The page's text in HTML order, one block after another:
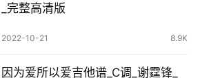
_完整高清版
2022-10-21 8.9K
因为爱所以爱吉他谱_C调_谢霆锋_